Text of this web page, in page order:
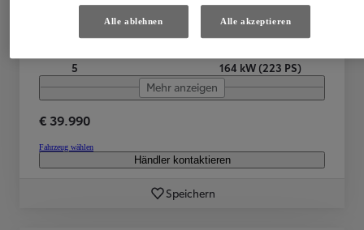
Automatik
Plug-In Hybrid
Benzin
5
164 kW (223 PS)
Mehr anzeigen
€ 39.990
Fahrzeug wählen
Händler kontaktieren
Speichern
Alle ablehnen Alle akzeptieren